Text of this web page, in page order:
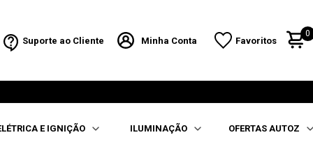
Suporte ao Cliente Minha Conta Favoritos
0
E IGNIÇÃO ILUMINAÇÃO OFERTAS AUTOZ